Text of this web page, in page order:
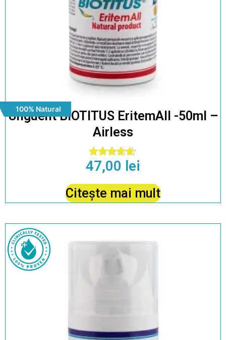
100% Natural
Unguent BIOTITUS EritemAll -50ml –
Airless
Evaluat la
4.86
47,00 lei
Citește mai mult